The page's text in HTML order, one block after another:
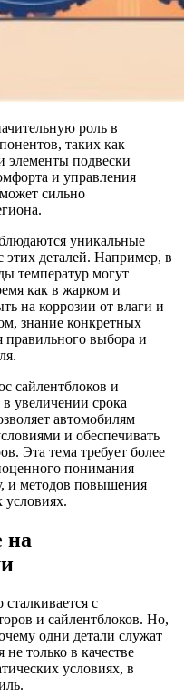
роль в
таких как
элементы подвески
и управления
сильно
уникальные
деталей. Например, в
температур могут
как в жарком и
на коррозии от влаги и
знание конкретных
правильного выбора и
сайлентблоков и
в увеличении срока
автомобилям
и обеспечивать
Эта тема требует более
понимания
и методов повышения
условиях.
на
с
и сайлентблоков. Но,
одни детали служат
только в качестве
условиях, в